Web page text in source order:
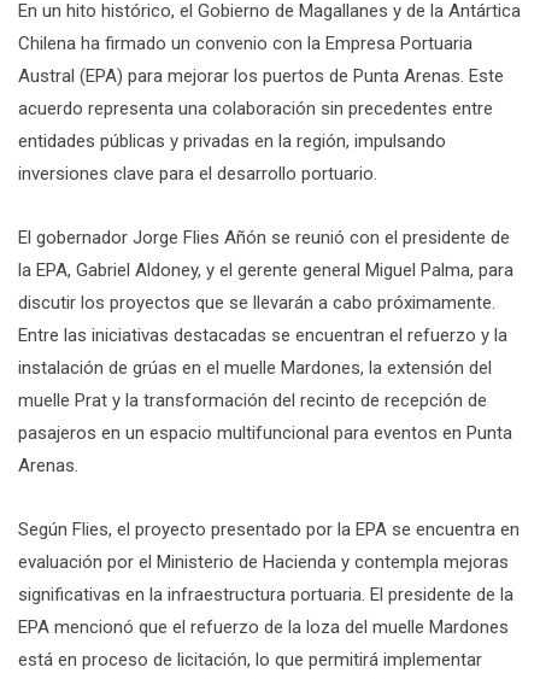
En un hito histórico, el Gobierno de Magallanes y de la Antártica
Chilena ha firmado un convenio con la Empresa Portuaria
Austral (EPA) para mejorar los puertos de Punta Arenas. Este
acuerdo representa una colaboración sin precedentes entre
entidades públicas y privadas en la región, impulsando
inversiones clave para el desarrollo portuario.
El gobernador Jorge Flies Añón se reunió con el presidente de
la EPA, Gabriel Aldoney, y el gerente general Miguel Palma, para
discutir los proyectos que se llevarán a cabo próximamente.
Entre las iniciativas destacadas se encuentran el refuerzo y la
instalación de grúas en el muelle Mardones, la extensión del
muelle Prat y la transformación del recinto de recepción de
pasajeros en un espacio multifuncional para eventos en Punta
Arenas.
Según Flies, el proyecto presentado por la EPA se encuentra en
evaluación por el Ministerio de Hacienda y contempla mejoras
significativas en la infraestructura portuaria. El presidente de la
EPA mencionó que el refuerzo de la loza del muelle Mardones
está en proceso de licitación, lo que permitirá implementar